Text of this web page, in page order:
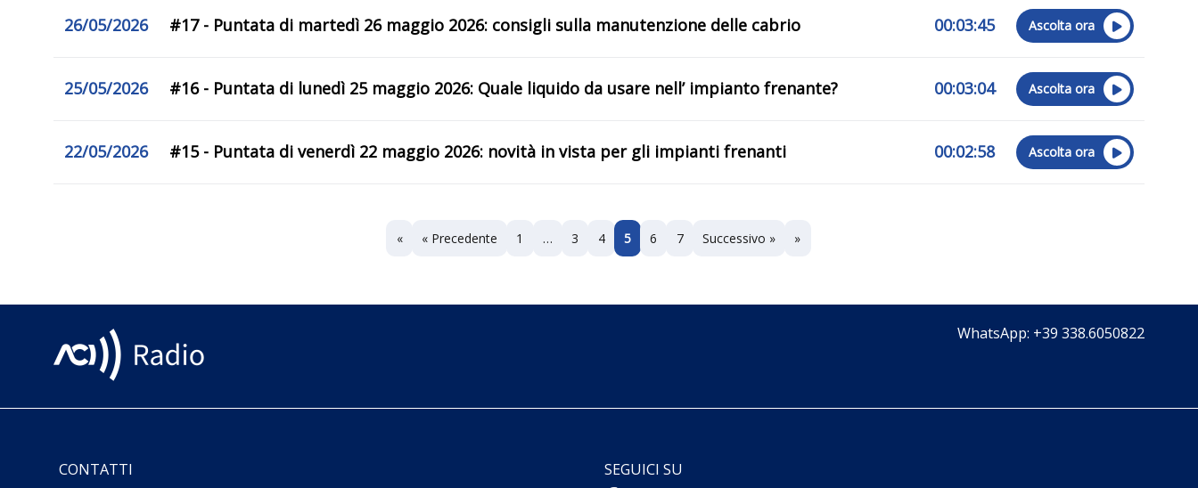
26/05/2026 #17 - Puntata di martedì 26 maggio 2026: consigli sulla manutenzione delle cabrio 00:03:45 Ascolta ora
25/05/2026 #16 - Puntata di lunedì 25 maggio 2026: Quale liquido da usare nell’ impianto frenante? 00:03:04 Ascolta ora
22/05/2026 #15 - Puntata di venerdì 22 maggio 2026: novità in vista per gli impianti frenanti 00:02:58 Ascolta ora
« « Precedente 1 … 3 4 5 6 7 Successivo » »
WhatsApp: +39 338.6050822
CONTATTI SEGUICI SU